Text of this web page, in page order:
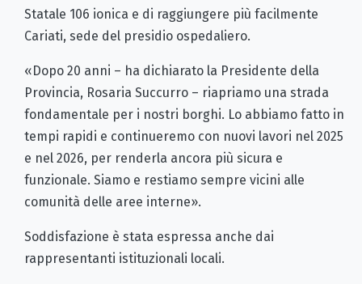
Statale 106 ionica e di raggiungere più facilmente
Cariati, sede del presidio ospedaliero.
«Dopo 20 anni – ha dichiarato la Presidente della
Provincia, Rosaria Succurro – riapriamo una strada
fondamentale per i nostri borghi. Lo abbiamo fatto in
tempi rapidi e continueremo con nuovi lavori nel 2025
e nel 2026, per renderla ancora più sicura e
funzionale. Siamo e restiamo sempre vicini alle
comunità delle aree interne».
Soddisfazione è stata espressa anche dai
rappresentanti istituzionali locali.